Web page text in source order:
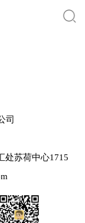
司
处苏荷中心1715